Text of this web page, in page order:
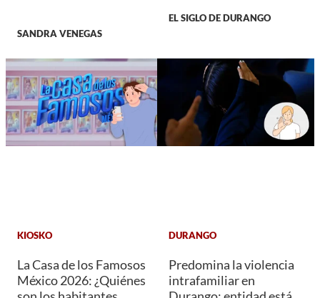
SANDRA VENEGAS
EL SIGLO DE DURANGO
KIOSKO
La Casa de los Famosos
México 2026: ¿Quiénes
DURANGO
Predomina la violencia
intrafamiliar en